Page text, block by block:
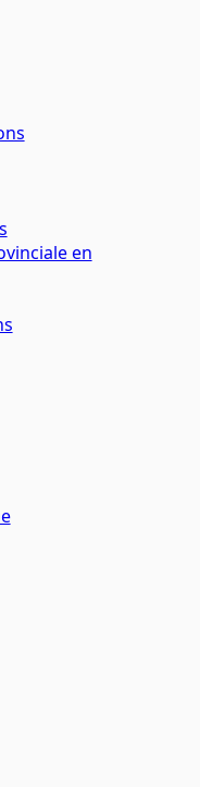
en